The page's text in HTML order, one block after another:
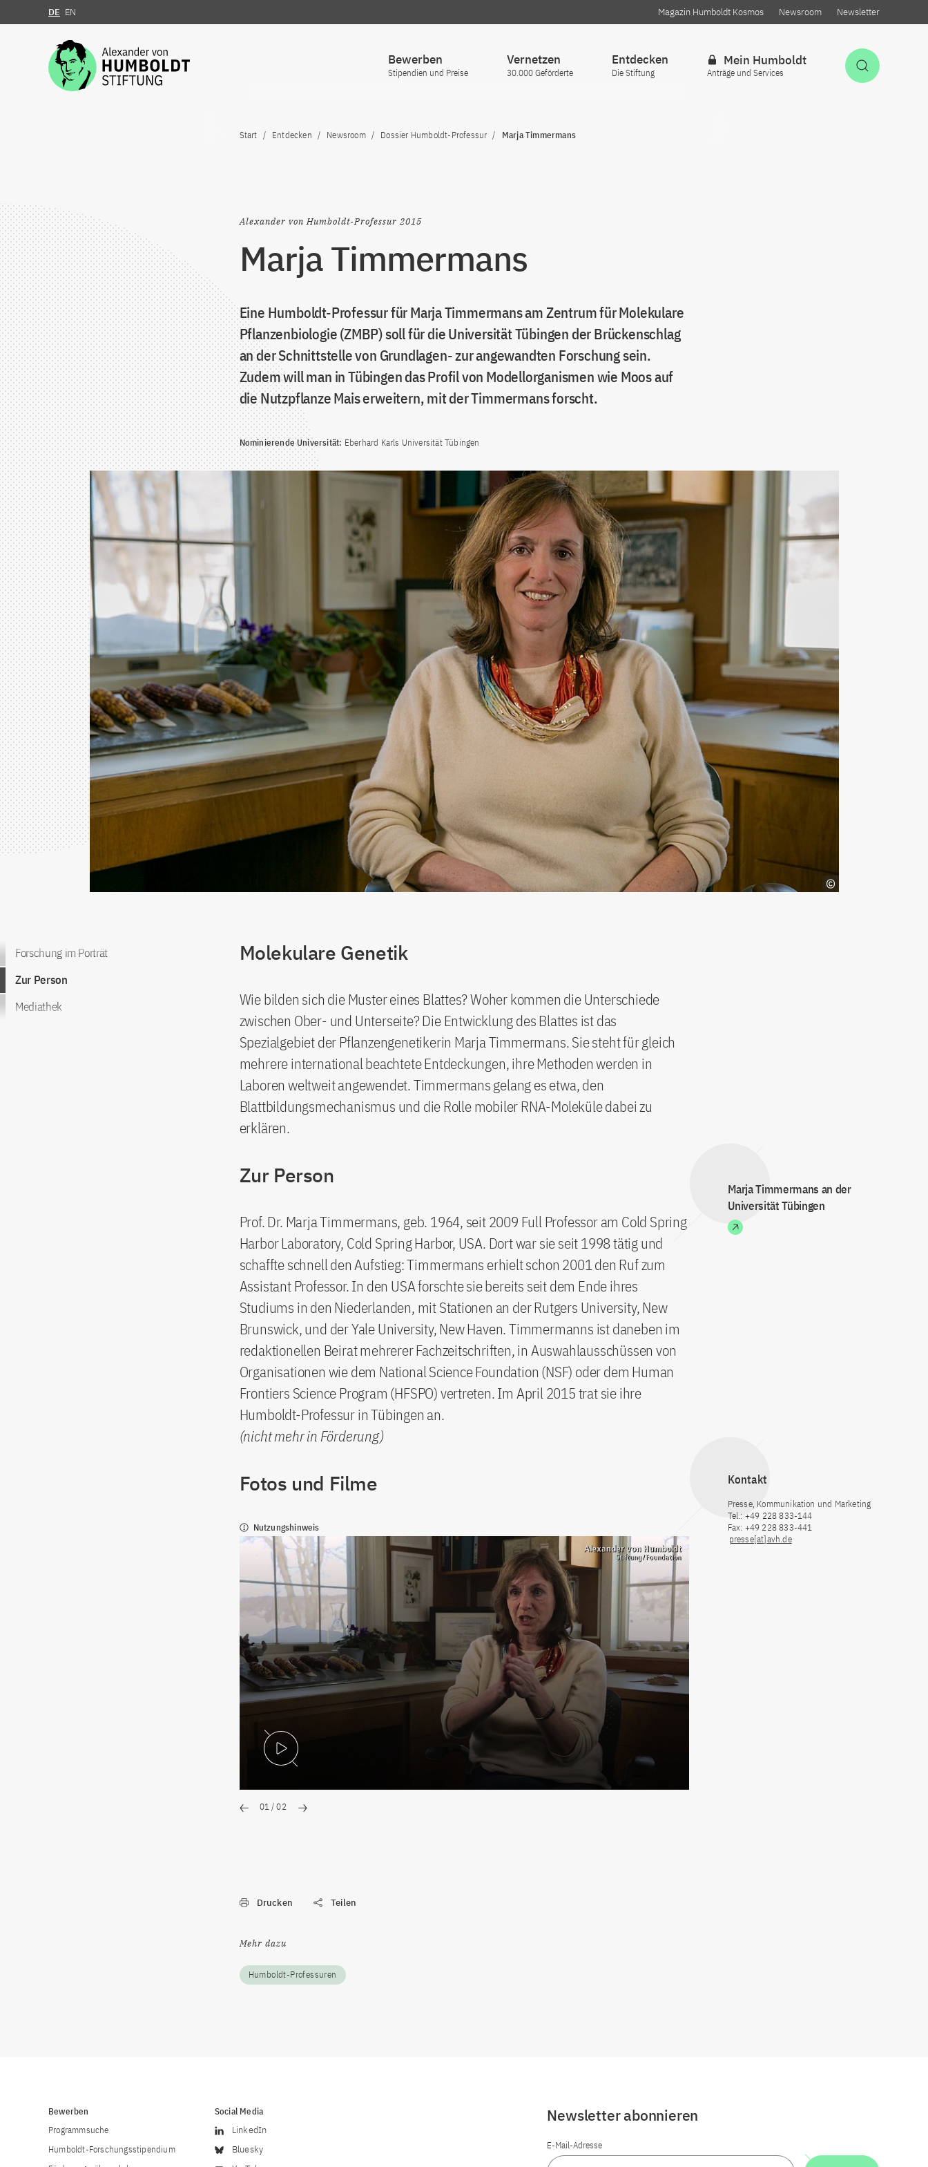
Zum Inhalt springen
DE EN Magazin Humboldt Kosmos Newsroom Newsletter
Bewerben
Stipendien und Preise
Vernetzen
30.000 Geförderte
Entdecken
Die Stiftung
Mein Humboldt
Anträge und Services
Start Entdecken Newsroom Dossier Humboldt-Professur Marja Timmermans
Alexander von Humboldt-Professur 2015
Marja Timmermans
Eine Humboldt-Professur für Marja Timmermans am Zentrum für Molekulare
Pflanzenbiologie (ZMBP) soll für die Universität Tübingen der Brückenschlag
an der Schnittstelle von Grundlagen- zur angewandten Forschung sein.
Zudem will man in Tübingen das Profil von Modellorganismen wie Moos auf
die Nutzpflanze Mais erweitern, mit der Timmermans forscht.
Nominierende Universität: Eberhard Karls Universität Tübingen
Zum Inhalt springen
Forschung im Porträt
Zur Person
Mediathek
Molekulare Genetik
Wie bilden sich die Muster eines Blattes? Woher kommen die Unterschiede
zwischen Ober- und Unterseite? Die Entwicklung des Blattes ist das
Spezialgebiet der Pflanzengenetikerin Marja Timmermans. Sie steht für gleich
mehrere international beachtete Entdeckungen, ihre Methoden werden in
Laboren weltweit angewendet. Timmermans gelang es etwa, den
Blattbildungsmechanismus und die Rolle mobiler RNA-Moleküle dabei zu
erklären.
Marja Timmermans an der
Universität Tübingen
Zur Person
Prof. Dr. Marja Timmermans, geb. 1964, seit 2009 Full Professor am Cold Spring
Harbor Laboratory, Cold Spring Harbor, USA. Dort war sie seit 1998 tätig und
schaffte schnell den Aufstieg: Timmermans erhielt schon 2001 den Ruf zum
Assistant Professor. In den USA forschte sie bereits seit dem Ende ihres
Studiums in den Niederlanden, mit Stationen an der Rutgers University, New
Brunswick, und der Yale University, New Haven. Timmermanns ist daneben im
redaktionellen Beirat mehrerer Fachzeitschriften, in Auswahlausschüssen von
Organisationen wie dem National Science Foundation (NSF) oder dem Human
Frontiers Science Program (HFSPO) vertreten. Im April 2015 trat sie ihre
Humboldt-Professur in Tübingen an.
(nicht mehr in Förderung)
Kontakt
Presse, Kommunikation und Marketing
Tel.: +49 228 833-144
Fax: +49 228 833-441
presse[at]avh.de
Fotos und Filme
Nutzungshinweis
01 / 02
Drucken Teilen
Mehr dazu
Humboldt-Professuren
Bewerben
Programmsuche
Humboldt-Forschungsstipendium
Social Media
LinkedIn
Bluesky
Newsletter abonnieren
E-Mail-Adresse